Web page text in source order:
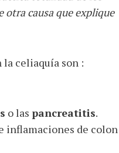
otra causa que explique
la celiaquía son :
o las pancreatitis.
inflamaciones de colon